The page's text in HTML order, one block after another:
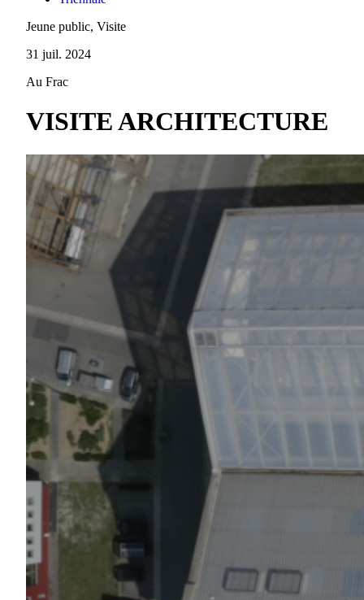
Jeune public, Visite
31 juil. 2024
Au Frac
VISITE ARCHITECTURE